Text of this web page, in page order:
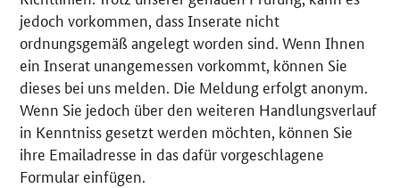
jedoch vorkommen, dass Inserate nicht
ordnungsgemäß angelegt worden sind. Wenn Ihnen
ein Inserat unangemessen vorkommt, können Sie
dieses bei uns melden. Die Meldung erfolgt anonym.
Wenn Sie jedoch über den weiteren Handlungsverlauf
in Kenntniss gesetzt werden möchten, können Sie
ihre Emailadresse in das dafür vorgeschlagene
Formular einfügen.